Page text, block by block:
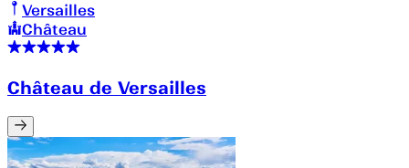
Versailles
Château
Château de Versailles